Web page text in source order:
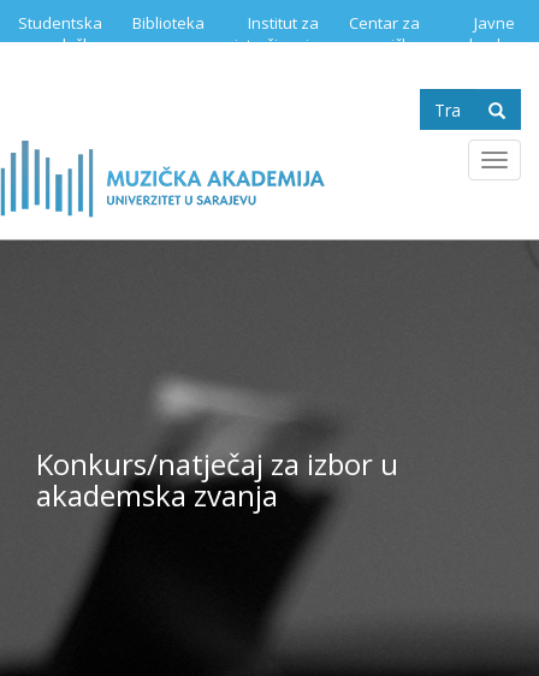
Studentska
služba
Biblioteka
Institut za
istraživanje
Centar za
muzičku
Javne
nabavke
Search
form
Konkurs/natječaj za izbor u
akademska zvanja